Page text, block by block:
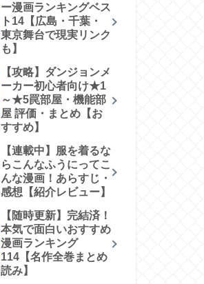
ー漫画ランキングベス
ト14【広島・千葉・
東京舞台で現実リンク
も】
【攻略】ダンジョンメ
ーカー初心者向け★1
～★5罠部屋・機能部
屋 評価・まとめ【お
すすめ】
【連載中】服を着るな
らこんなふうにってこ
んな漫画！あらすじ・
感想【紹介レビュー】
【随時更新】完結済！
本気で面白いおすすめ
漫画ランキング
114【名作全巻まとめ
読み】